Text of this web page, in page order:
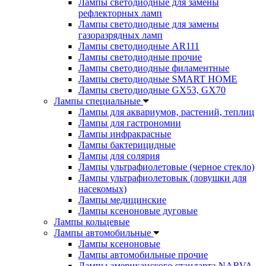
Лампы светодиодные для замены
рефлекторных ламп
Лампы светодиодные для замены
газоразрядных ламп
Лампы светодиодные AR111
Лампы светодиодные прочие
Лампы светодиодные филаментные
Лампы светодиодные SMART HOME
Лампы светодиодные GX53, GX70
Лампы специальные
Лампы для аквариумов, растений, теплиц
Лампы для гастрономии
Лампы инфракрасные
Лампы бактерицидные
Лампы для солярия
Лампы ультрафиолетовые (черное стекло)
Лампы ультрафиолетовык (ловушки для
насекомых)
Лампы медицинские
Лампы ксеноновые дуговые
Лампы кольцевые
Лампы автомобильные
Лампы ксеноновые
Лампы автомобильные прочие